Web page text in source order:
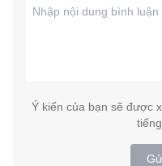
Ý kiến của bạn sẽ được